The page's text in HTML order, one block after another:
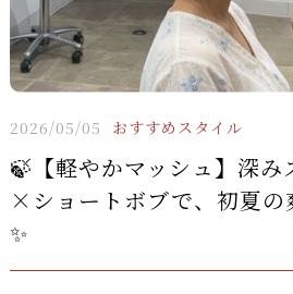
2026/05/05 おすすめスタイル
🍃【軽やかマッシュ】深み
×ショートボブで、初夏の
✨